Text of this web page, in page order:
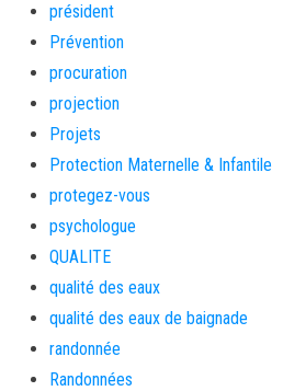
président
Prévention
procuration
projection
Projets
Protection Maternelle & Infantile
protegez-vous
psychologue
QUALITE
qualité des eaux
qualité des eaux de baignade
randonnée
Randonnées